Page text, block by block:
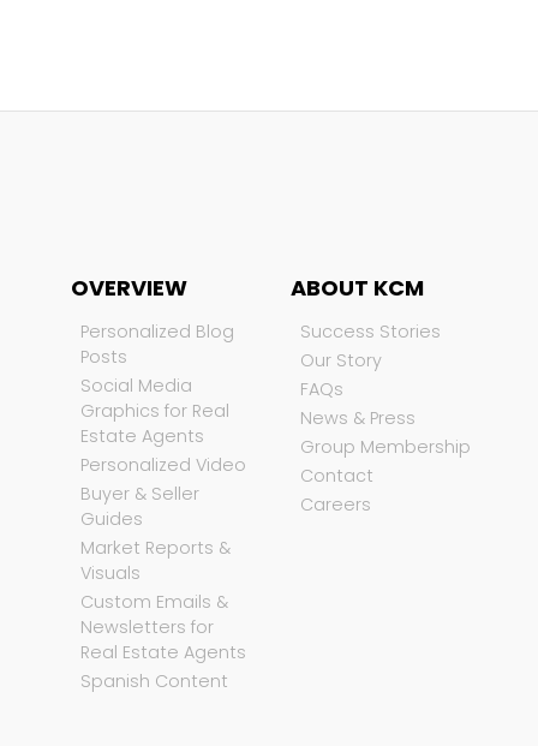
OVERVIEW
Personalized Blog
Posts
Social Media
Graphics for Real
Estate Agents
Personalized Video
Buyer & Seller
Guides
Market Reports &
Visuals
Custom Emails &
Newsletters for
Real Estate Agents
Spanish Content
ABOUT KCM
Success Stories
Our Story
FAQs
News & Press
Group Membership
Contact
Careers